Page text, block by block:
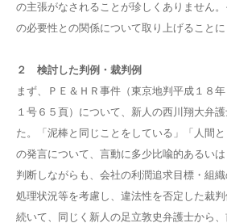
の主張がなされることが珍しくありません
の必要性との関係について取り上げることに
２ 検討した判例・裁判例
まず、ＰＥ＆ＨＲ事件（東京地判平成１８
１号６５頁）について、新人の西川翔大弁
た。「泥棒と同じことをしている」「人間
の発言について、言動に多少比喩的あるい
判断しながらも、会社の利潤追求目標・組
処理状況等を考慮し、違法性を否定した裁判
続いて、同じく新人の足立敦史弁護士から